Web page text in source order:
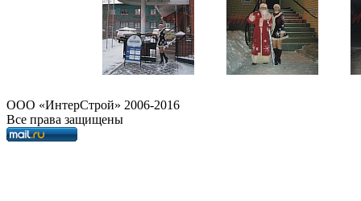
OOO «ИнтерСтрой» 2006-2016
Все права защищены